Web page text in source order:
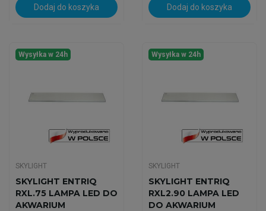
Dodaj do koszyka Dodaj do koszyka
Wysyłka w 24h
SKYLIGHT
SKYLIGHT ENTRIQ
RXL.75 LAMPA LED DO
AKWARIUM
Wysyłka w 24h
SKYLIGHT
SKYLIGHT ENTRIQ
RXL2.90 LAMPA LED
DO AKWARIUM